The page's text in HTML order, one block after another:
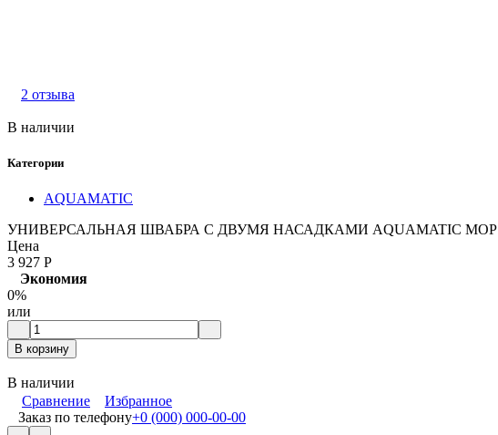
2 отзыва
В наличии
Категории
AQUAMATIC
УНИВЕРСАЛЬНАЯ ШВАБРА С ДВУМЯ НАСАДКАМИ AQUAMATIC MOP
Цена
3 927 Р
Экономия
0%
или
В корзину
В наличии
Сравнение
Избранное
Заказ по телефону+0 (000) 000-00-00